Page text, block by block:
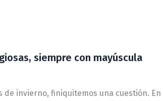
siempre con mayúscula
de invierno, finiquitemos una cuestión.